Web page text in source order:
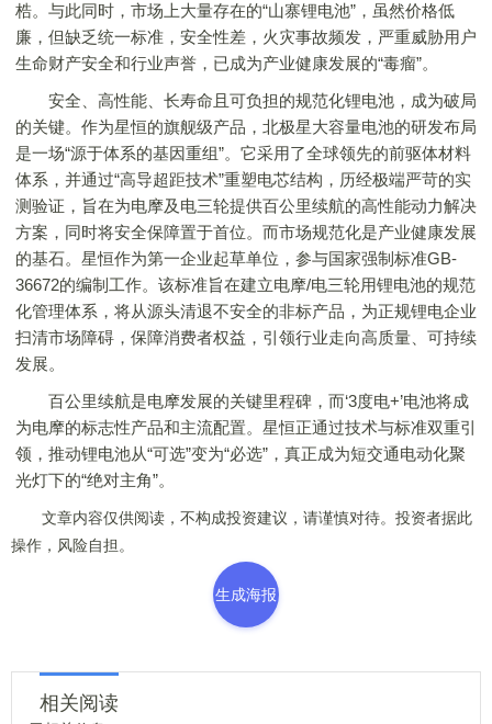
梏。与此同时，市场上大量存在的“山寨锂电池”，虽然价格低
廉，但缺乏统一标准，安全性差，火灾事故频发，严重威胁用户
生命财产安全和行业声誉，已成为产业健康发展的“毒瘤”。
安全、高性能、长寿命且可负担的规范化锂电池，成为破局
的关键。作为星恒的旗舰级产品，北极星大容量电池的研发布局
是一场“源于体系的基因重组”。它采用了全球领先的前驱体材料
体系，并通过“高导超距技术”重塑电芯结构，历经极端严苛的实
测验证，旨在为电摩及电三轮提供百公里续航的高性能动力解决
方案，同时将安全保障置于首位。而市场规范化是产业健康发展
的基石。星恒作为第一企业起草单位，参与国家强制标准GB-
36672的编制工作。该标准旨在建立电摩/电三轮用锂电池的规范
化管理体系，将从源头清退不安全的非标产品，为正规锂电企业
扫清市场障碍，保障消费者权益，引领行业走向高质量、可持续
发展。
百公里续航是电摩发展的关键里程碑，而‘3度电+’电池将成
为电摩的标志性产品和主流配置。星恒正通过技术与标准双重引
领，推动锂电池从“可选”变为“必选”，真正成为短交通电动化聚
光灯下的“绝对主角”。
文章内容仅供阅读，不构成投资建议，请谨慎对待。投资者据此
操作，风险自担。
生成海报
相关阅读